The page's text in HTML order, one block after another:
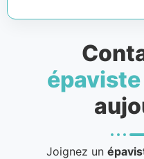
Joignez un